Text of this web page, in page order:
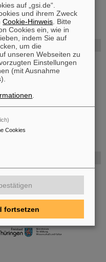
FAIR.
auf „gsi.de“.
und ihrem Zweck
Cookie-Hinweis . Bitte
Cookies ein, wie in
indem Sie auf
um die
unseren Webseiten zu
Einstellungen
(mit Ausnahme
Cookies
fortsetzen